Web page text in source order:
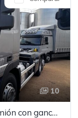
10
Mercedes-Benz Actros 2541 camión con gancho